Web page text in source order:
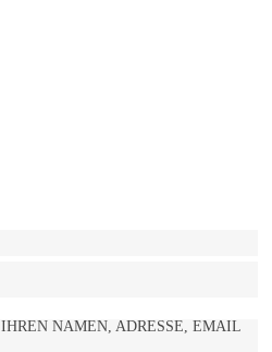
IHREN NAMEN, ADRESSE, EMAIL